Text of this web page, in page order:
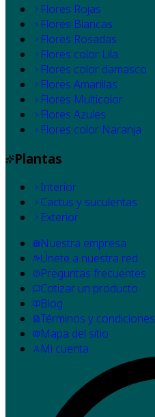
Flores Rojas
Flores Blancas
Flores Rosadas
Flores color Lila
Flores color damasco
Flores Amarillas
Flores Multicolor
Flores Azules
Flores color Naranja
Plantas
Interior
Cactus y suculentas
Exterior
Nuestra empresa
Únete a nuestra red
Preguntas frecuentes
Cotizar un producto
Blog
Términos y condiciones
Mapa del sitio
Mi cuenta